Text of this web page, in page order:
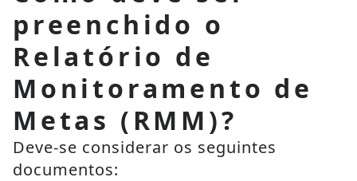
preenchido o
Relatório de
Monitoramento de
Metas (RMM)?
Deve-se considerar os seguintes
documentos: